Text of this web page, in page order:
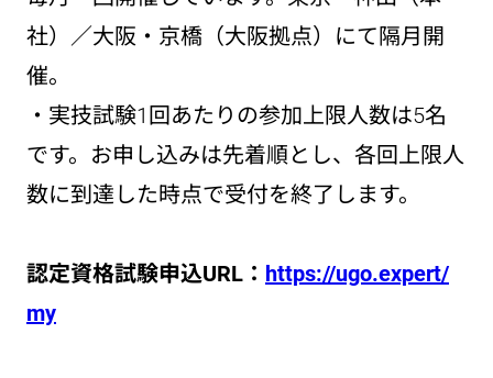
社）／大阪・京橋（大阪拠点）にて隔月開
催。
・実技試験1回あたりの参加上限人数は5名
です。お申し込みは先着順とし、各回上限人
数に到達した時点で受付を終了します。
認定資格試験申込URL： https://ugo.expert/
my